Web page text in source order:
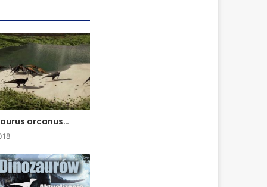
arcanus…